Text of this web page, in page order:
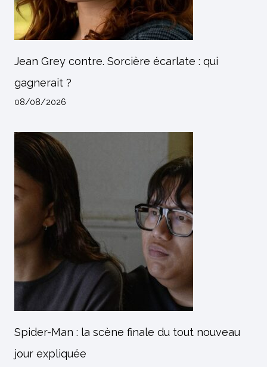
Jean Grey contre. Sorcière écarlate : qui
gagnerait ?
08/08/2026
Spider-Man : la scène finale du tout nouveau
jour expliquée